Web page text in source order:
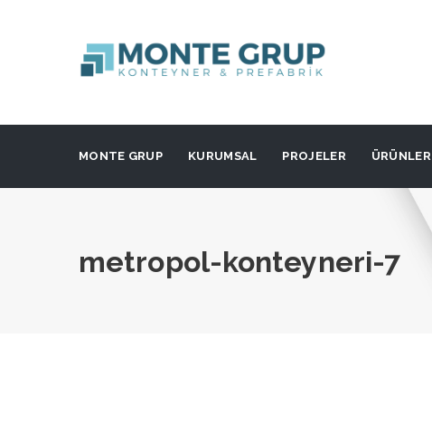
MONTE GRUP KURUMSAL PROJELER ÜRÜNLER
metropol-konteyneri-7